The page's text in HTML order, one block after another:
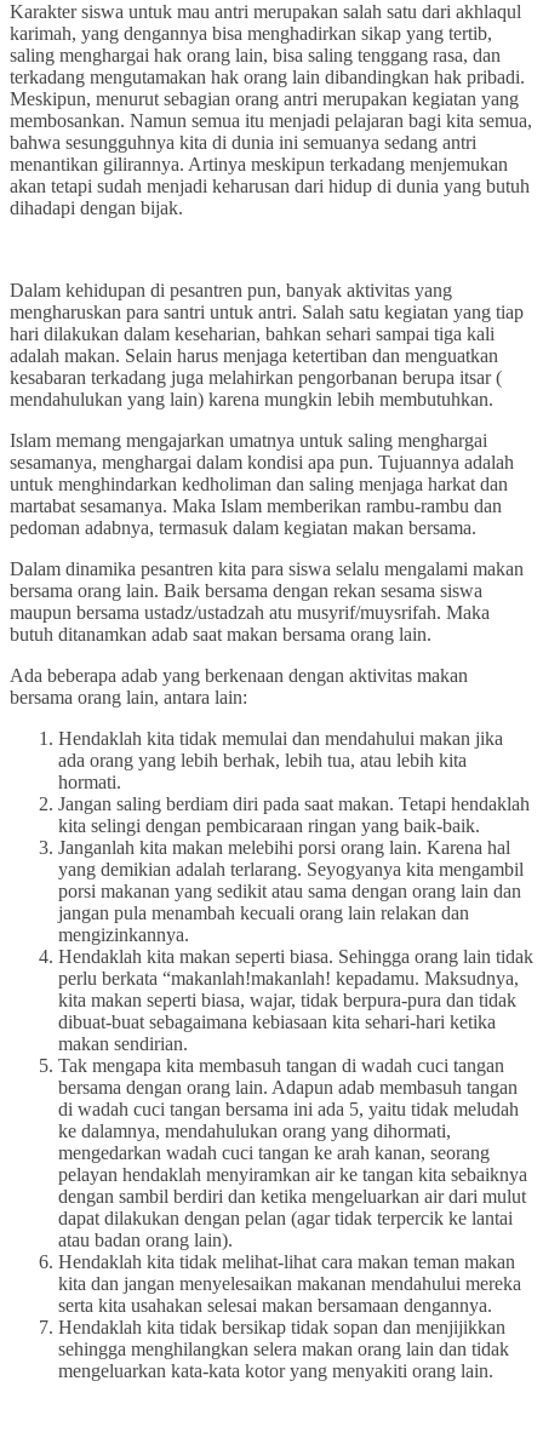
Karakter siswa untuk mau antri merupakan salah satu dari akhlaqul
karimah, yang dengannya bisa menghadirkan sikap yang tertib,
saling menghargai hak orang lain, bisa saling tenggang rasa, dan
terkadang mengutamakan hak orang lain dibandingkan hak pribadi.
Meskipun, menurut sebagian orang antri merupakan kegiatan yang
membosankan. Namun semua itu menjadi pelajaran bagi kita semua,
bahwa sesungguhnya kita di dunia ini semuanya sedang antri
menantikan gilirannya. Artinya meskipun terkadang menjemukan
akan tetapi sudah menjadi keharusan dari hidup di dunia yang butuh
dihadapi dengan bijak.
Dalam kehidupan di pesantren pun, banyak aktivitas yang
mengharuskan para santri untuk antri. Salah satu kegiatan yang tiap
hari dilakukan dalam keseharian, bahkan sehari sampai tiga kali
adalah makan. Selain harus menjaga ketertiban dan menguatkan
kesabaran terkadang juga melahirkan pengorbanan berupa itsar (
mendahulukan yang lain) karena mungkin lebih membutuhkan.
Islam memang mengajarkan umatnya untuk saling menghargai
sesamanya, menghargai dalam kondisi apa pun. Tujuannya adalah
untuk menghindarkan kedholiman dan saling menjaga harkat dan
martabat sesamanya. Maka Islam memberikan rambu-rambu dan
pedoman adabnya, termasuk dalam kegiatan makan bersama.
Dalam dinamika pesantren kita para siswa selalu mengalami makan
bersama orang lain. Baik bersama dengan rekan sesama siswa
maupun bersama ustadz/ustadzah atu musyrif/muysrifah. Maka
butuh ditanamkan adab saat makan bersama orang lain.
Ada beberapa adab yang berkenaan dengan aktivitas makan
bersama orang lain, antara lain:
Hendaklah kita tidak memulai dan mendahului makan jika
ada orang yang lebih berhak, lebih tua, atau lebih kita
hormati.
Jangan saling berdiam diri pada saat makan. Tetapi hendaklah
kita selingi dengan pembicaraan ringan yang baik-baik.
Janganlah kita makan melebihi porsi orang lain. Karena hal
yang demikian adalah terlarang. Seyogyanya kita mengambil
porsi makanan yang sedikit atau sama dengan orang lain dan
jangan pula menambah kecuali orang lain relakan dan
mengizinkannya.
Hendaklah kita makan seperti biasa. Sehingga orang lain tidak
perlu berkata “makanlah!makanlah! kepadamu. Maksudnya,
kita makan seperti biasa, wajar, tidak berpura-pura dan tidak
dibuat-buat sebagaimana kebiasaan kita sehari-hari ketika
makan sendirian.
Tak mengapa kita membasuh tangan di wadah cuci tangan
bersama dengan orang lain. Adapun adab membasuh tangan
di wadah cuci tangan bersama ini ada 5, yaitu tidak meludah
ke dalamnya, mendahulukan orang yang dihormati,
mengedarkan wadah cuci tangan ke arah kanan, seorang
pelayan hendaklah menyiramkan air ke tangan kita sebaiknya
dengan sambil berdiri dan ketika mengeluarkan air dari mulut
dapat dilakukan dengan pelan (agar tidak terpercik ke lantai
atau badan orang lain).
Hendaklah kita tidak melihat-lihat cara makan teman makan
kita dan jangan menyelesaikan makanan mendahului mereka
serta kita usahakan selesai makan bersamaan dengannya.
Hendaklah kita tidak bersikap tidak sopan dan menjijikkan
sehingga menghilangkan selera makan orang lain dan tidak
mengeluarkan kata-kata kotor yang menyakiti orang lain.